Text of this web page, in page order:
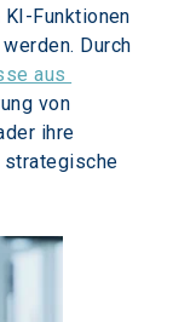
Funktionen
Durch
aus
von
ihre
strategische